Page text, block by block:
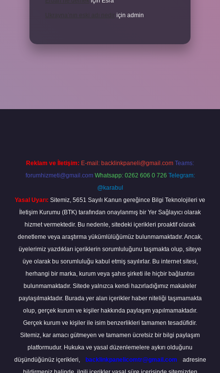
için admin
Reklam ve İletişim: E-mail: backlinkpaneli@gmail.com Teams:
forumhizmeti@gmail.com Whatsapp: 0262 606 0 726 Telegram:
@karabul
Yasal Uyarı: Sitemiz, 5651 Sayılı Kanun gereğince Bilgi Teknolojileri ve
İletişim Kurumu (BTK) tarafından onaylanmış bir Yer Sağlayıcı olarak
hizmet vermektedir. Bu nedenle, sitedeki içerikleri proaktif olarak
denetleme veya araştırma yükümlülüğümüz bulunmamaktadır. Ancak,
üyelerimiz yazdıkları içeriklerin sorumluluğunu taşımakta olup, siteye
üye olarak bu sorumluluğu kabul etmiş sayılırlar. Bu internet sitesi,
herhangi bir marka, kurum veya şahıs şirketi ile hiçbir bağlantısı
bulunmamaktadır. Sitede yalnızca kendi hazırladığımız makaleler
paylaşılmaktadır. Burada yer alan içerikler haber niteliği taşımamakta
olup, gerçek kurum ve kişiler hakkında paylaşım yapılmamaktadır.
Gerçek kurum ve kişiler ile isim benzerlikleri tamamen tesadüfidir.
Sitemiz, kar amacı gütmeyen ve tamamen ücretsiz bir bilgi paylaşım
platformudur. Hukuka ve yasal düzenlemelere aykırı olduğunu
düşündüğünüz içerikleri,
backlinkpanelicomtr@gmail.com
adresine